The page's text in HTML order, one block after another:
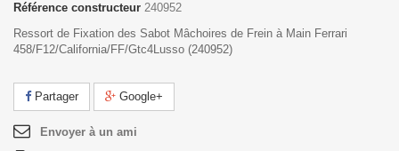
Référence constructeur 240952
Ressort de Fixation des Sabot Mâchoires de Frein à Main Ferrari
458/F12/California/FF/Gtc4Lusso (240952)
Partager Google+
Envoyer à un ami